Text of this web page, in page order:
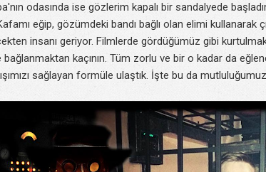
odasında ise gözlerim kapalı bir sandalyede
eğip, gözümdeki bandı bağlı olan elimi kullanarak
insanı geriyor. Filmlerde gördüğümüz gibi
bağlanmaktan kaçının. Tüm zorlu ve bir o kadar da
sağlayan formüle ulaştık. İşte bu da